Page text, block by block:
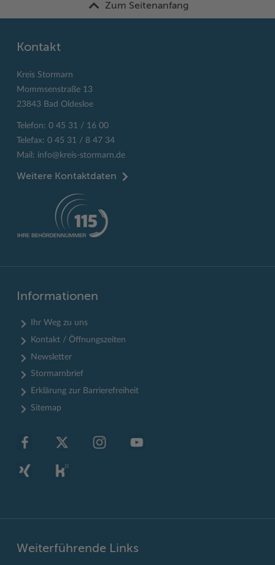
Zum Seitenanfang
Kontakt
Kreis Stormarn
Mommsenstraße 13
23843 Bad Oldesloe
Telefon: 0 45 31 / 16 00
Telefax: 0 45 31 / 8 47 34
Mail: info@kreis-stormarn.de
Weitere Kontaktdaten
Informationen
Ihr Weg zu uns
Kontakt / Öffnungszeiten
Newsletter
Stormarnbrief
Erklärung zur Barrierefreiheit
Sitemap
Weiterführende Links